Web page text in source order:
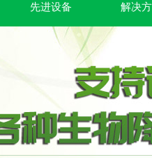
先进设备 解决